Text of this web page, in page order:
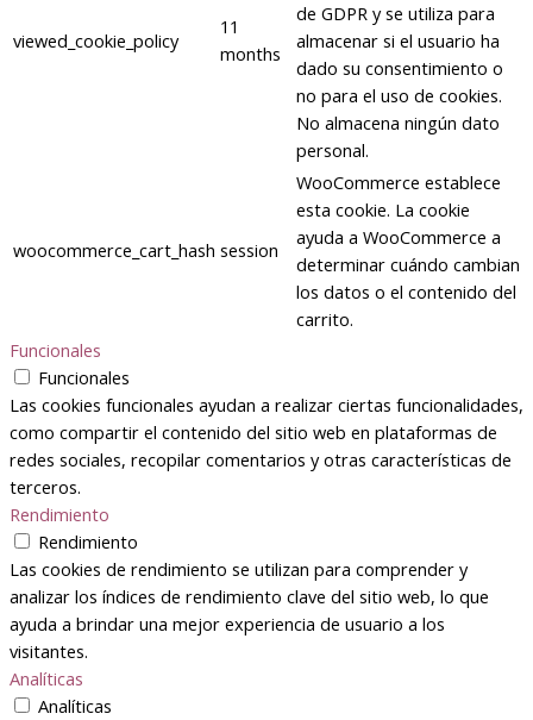
viewed_cookie_policy
11
months
de GDPR y se utiliza para
almacenar si el usuario ha
dado su consentimiento o
no para el uso de cookies.
No almacena ningún dato
personal.
woocommerce_cart_hash session
WooCommerce establece
esta cookie. La cookie
ayuda a WooCommerce a
determinar cuándo cambian
los datos o el contenido del
carrito.
Funcionales
Funcionales
Las cookies funcionales ayudan a realizar ciertas funcionalidades,
como compartir el contenido del sitio web en plataformas de
redes sociales, recopilar comentarios y otras características de
terceros.
Rendimiento
Rendimiento
Las cookies de rendimiento se utilizan para comprender y
analizar los índices de rendimiento clave del sitio web, lo que
ayuda a brindar una mejor experiencia de usuario a los
visitantes.
Analíticas
Analíticas